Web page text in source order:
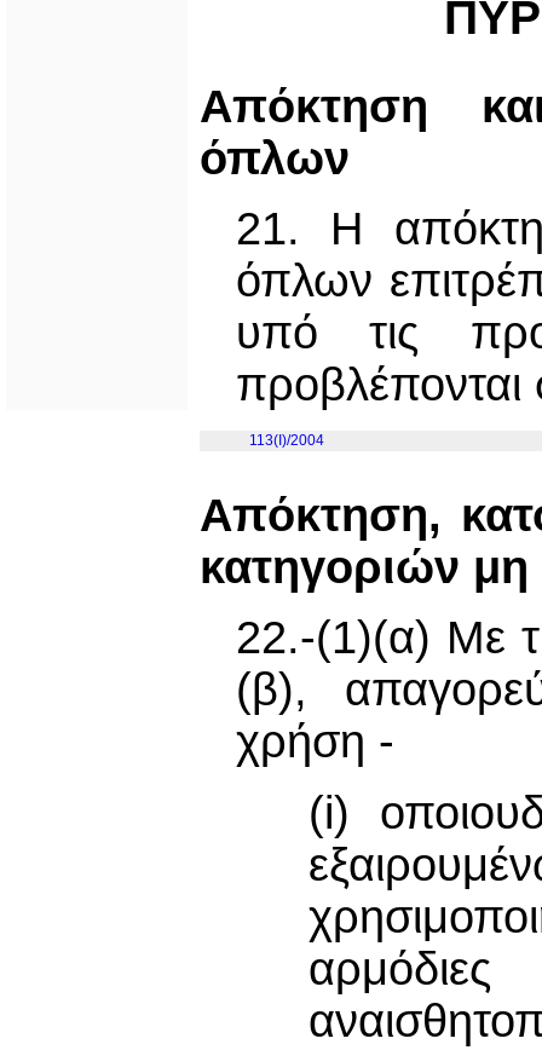
Απόκτηση
όπλων
21. Η
όπλων
υπό τις
113(I)/2004
Απόκτηση,
κατηγοριών
22.-(1)(α) Με
(β),
χρήση -
(i)